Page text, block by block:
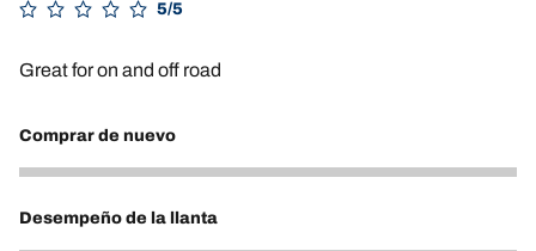
5/5
Great for on and off road
Comprar de nuevo
4
Desempeño de la llanta